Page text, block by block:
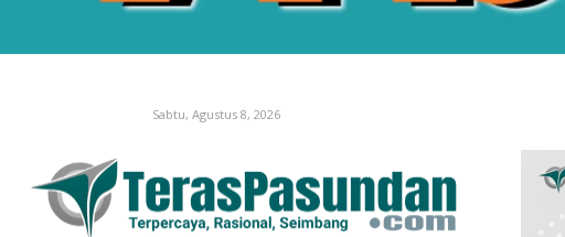
Sabtu, Agustus 8, 2026